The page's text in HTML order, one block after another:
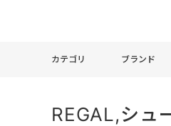
カテゴリ ブランド
REGAL,シ